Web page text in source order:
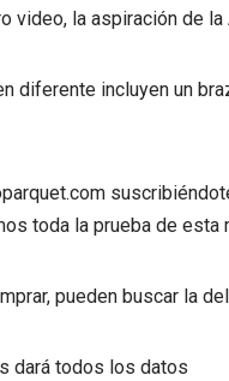
video, la aspiración de
diferente incluyen un
toda la prueba de esta
pueden buscar la
dará todos los datos